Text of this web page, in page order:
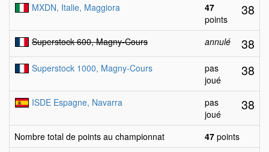
MXDN, Italie, Maggiora
47
points
38
Superstock 600, Magny-Cours annulé 38
Superstock 1000, Magny-Cours
pas
joué
38
ISDE Espagne, Navarra
pas
joué
38
Nombre total de points au championnat 47 points